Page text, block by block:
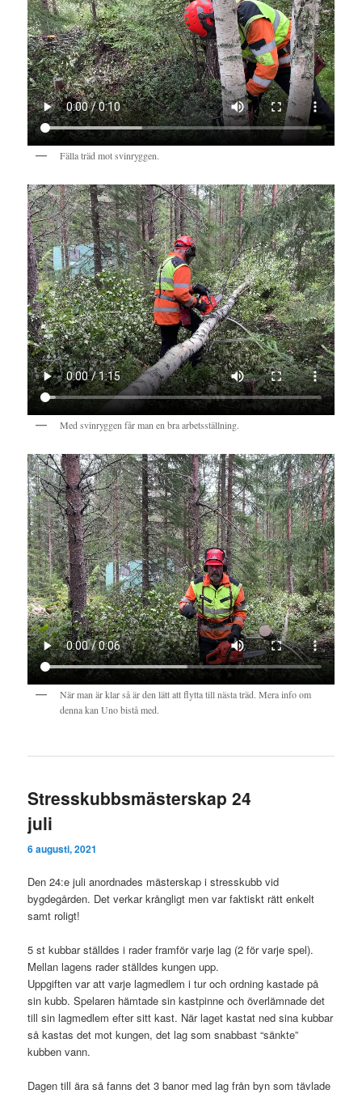
Fälla träd mot svinryggen.
Med svinryggen får man en bra arbetsställning.
När man är klar så är den lätt att flytta till nästa träd. Mera info om
denna kan Uno bistå med.
Stresskubbsmästerskap 24
juli
6 augusti, 2021
Den 24:e juli anordnades mästerskap i stresskubb vid
bygdegården. Det verkar krångligt men var faktiskt rätt enkelt
samt roligt!
5 st kubbar ställdes i rader framför varje lag (2 för varje spel).
Mellan lagens rader ställdes kungen upp.
Uppgiften var att varje lagmedlem i tur och ordning kastade på
sin kubb. Spelaren hämtade sin kastpinne och överlämnade det
till sin lagmedlem efter sitt kast. När laget kastat ned sina kubbar
så kastas det mot kungen, det lag som snabbast “sänkte”
kubben vann.
Dagen till ära så fanns det 3 banor med lag från byn som tävlade